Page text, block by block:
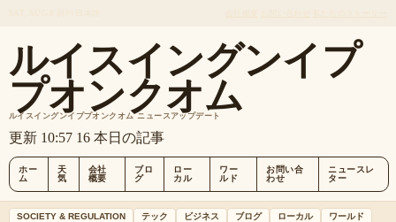
ルイスイングンイプ
プオンクオム
ルイスイングンイププオンクオム ニュースアップデート
更新 10:57 16 本日の記事
ホー
ム
天
気
会社
概要
ブロ
グ
ロー
カル
ワー
ルド
お問い合
わせ
ニュースレ
ター
SOCIETY & REGULATION テック ビジネス ブログ ローカル
ワールド